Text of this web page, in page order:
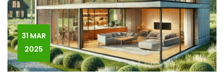
31 MAR
2025